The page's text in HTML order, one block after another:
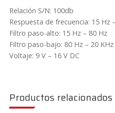
Relación S/N: 100db
Respuesta de frecuencia: 15 Hz
Filtro paso-alto: 15 Hz – 80 Hz
Filtro paso-bajo: 80 Hz – 20 KHz
Voltaje: 9 V – 16 V DC
Productos relacionados